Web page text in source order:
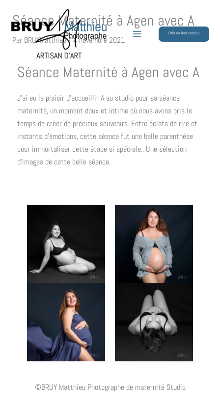
contenu
Offrir un bon cadeau
Séance Maternité à Agen avec A
Par BRUYMatthieu/4 novembre 2021
Séance Maternité à Agen avec A
J’ai eu le plaisir d’accueillir A au studio pour sa séance
maternité, un moment doux et intime où nous avons pris le
temps de créer de précieux souvenirs. Entre éclats de rire et
instants d’émotions, cette séance fut une belle parenthèse
pour immortaliser cette étape si spéciale.. Une sélection
d’images de cette belle séance.
©BRUY Matthieu Photographe de maternité Studio